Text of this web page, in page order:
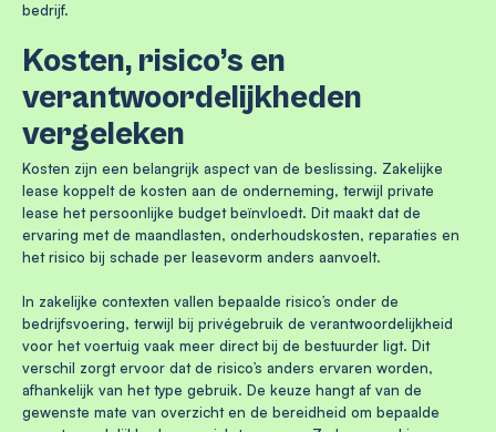
bedrijf.
Kosten, risico’s en
verantwoordelijkheden
vergeleken
Kosten zijn een belangrijk aspect van de beslissing. Zakelijke
lease koppelt de kosten aan de onderneming, terwijl private
lease het persoonlijke budget beïnvloedt. Dit maakt dat de
ervaring met de maandlasten, onderhoudskosten, reparaties en
het risico bij schade per leasevorm anders aanvoelt.
In zakelijke contexten vallen bepaalde risico’s onder de
bedrijfsvoering, terwijl bij privégebruik de verantwoordelijkheid
voor het voertuig vaak meer direct bij de bestuurder ligt. Dit
verschil zorgt ervoor dat de risico’s anders ervaren worden,
afhankelijk van het type gebruik. De keuze hangt af van de
gewenste mate van overzicht en de bereidheid om bepaalde